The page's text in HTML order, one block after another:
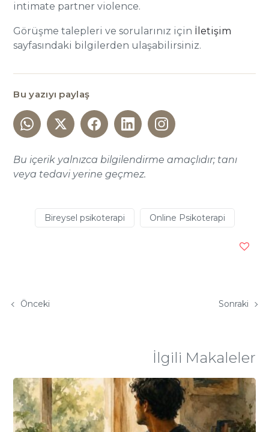
intimate partner violence.
Görüşme talepleri ve sorularınız için İletişim
sayfasındaki bilgilerden ulaşabilirsiniz.
Bu yazıyı paylaş
Bu içerik yalnızca bilgilendirme amaçlıdır; tanı
veya tedavi yerine geçmez.
Bireysel psikoterapi Online Psikoterapi
Önceki Sonraki
İlgili Makaleler